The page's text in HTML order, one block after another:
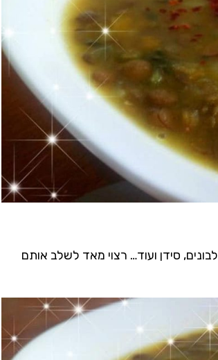
סידן ועוד… רצוי מאד לשלב אותם